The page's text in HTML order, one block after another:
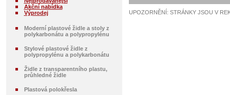
Akční nabídka
Výprodej
Moderní plastové židle a stoly z
polykarbonátu a polypropylénu
Stylové plastové židle z
polypropylénu a polykarbonátu
Židle z transparentního plastu,
průhledné židle
Plastová polokřesla
UPOZORNĚNÍ: STRÁNKY JSOU V